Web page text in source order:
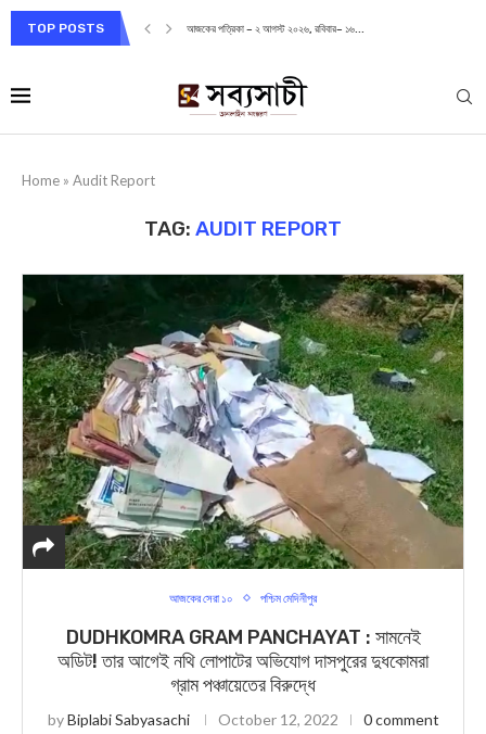
TOP POSTS আজকের পত্রিকা – ২ আগস্ট ২০২৬, রবিবার– ১৬...
Home » Audit Report
TAG: AUDIT REPORT
আজকের সেরা ১০ পশ্চিম মেদিনীপুর
DUDHKOMRA GRAM PANCHAYAT : সামনেই
অডিট! তার আগেই নথি লোপাটের অভিযোগ দাসপুরের দুধকোমরা
গ্রাম পঞ্চায়েতের বিরুদ্ধে
byBiplabi Sabyasachi October 12, 2022 0 comment